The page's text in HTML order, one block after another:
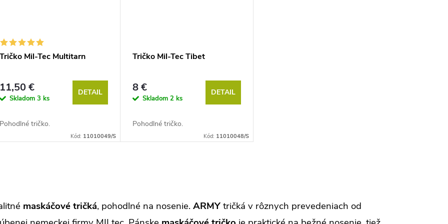
Tričko Mil-Tec Multitarn
11,50 €
Skladom 3 ks
DETAIL
Pohodlné tričko.
Kód: 11010049/S
Tričko Mil-Tec Tibet
8 €
Skladom 2 ks
DETAIL
Pohodlné tričko.
Kód: 11010048/S
maskáčové tričká, pohodlné na nosenie. ARMYtričká v rôznych prevedeniach od